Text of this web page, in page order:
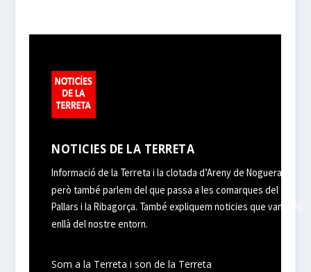
NOTICIES DE LA TERRETA
Informació de la Terreta i la clotada d’Areny de Noguera,
però també parlem del que passa a les comarques del
Pallars i la Ribagorça. També expliquem noticies que van més
enllà del nostre entorn.
Som a la Terreta i son de la Terreta